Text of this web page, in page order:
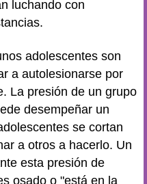
luchando con
adolescentes son
a autolesionarse por
La presión de un grupo
desempeñar un
se cortan
a otros a hacerlo. Un
esta presión de
osado o "está en la